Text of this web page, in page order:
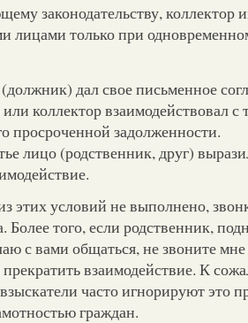
законодательству, коллектор
лицами только при
дал свое письменное
коллектор взаимодействовал
просроченной задолженности.
лицо (родственник, друг)
этих условий не выполнено,
Более того, если родственник,
с вами общаться, не звоните
взаимодействие. К
часто игнорируют это
граждан.